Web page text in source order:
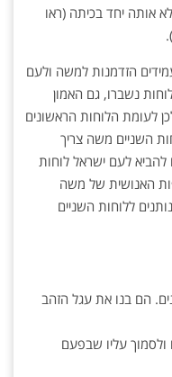
אותה יחד בכיתה (ראו
).
הזדמנות למשה ולעם
נשברו, גם האמון
לעומת הלוחות הראשונים
השניים משה צריך
להביא לעם ישראל לוחות
האנושית של משה
ללוחות השניים
הם בנו את עגל הזהב
עליו שבפעם